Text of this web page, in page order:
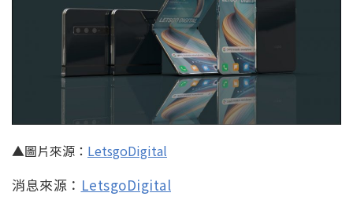
▲圖片來源： LetsgoDigital
消息來源： LetsgoDigital